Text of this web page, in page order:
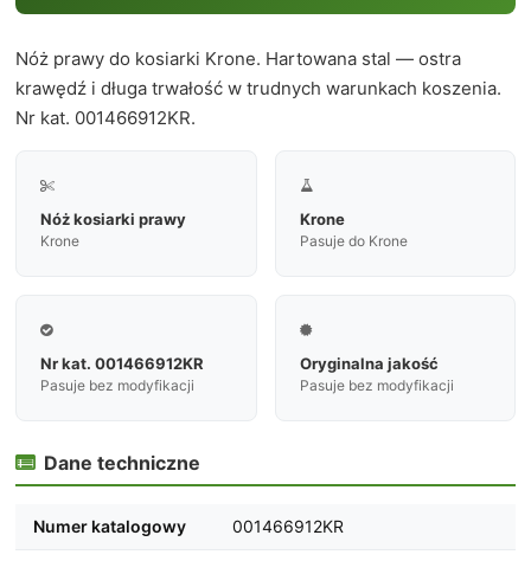
Nóż prawy do kosiarki Krone. Hartowana stal — ostra
krawędź i długa trwałość w trudnych warunkach koszenia.
Nr kat. 001466912KR.

Nóż kosiarki prawy
Krone

Krone
Pasuje do Krone

Nr kat. 001466912KR
Pasuje bez modyfikacji

Oryginalna jakość
Pasuje bez modyfikacji
 Dane techniczne
Numer katalogowy 001466912KR